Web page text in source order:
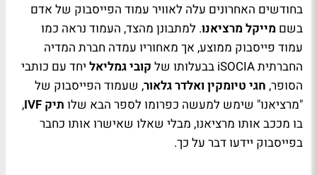
בחודשים האחרונים עלה לאוויר עמוד הפייסבוק של אדם
בשם מייקל מרציאנו. למתבונן מהצד, העמוד נראה כמו
עמוד פייסבוק ממוצע, אך מאחוריו עמדה חברת המדיה
החברתית iSOCIA בבעלותו של
קובי גמליאל יחד עם כותבי
הסופר, חגי טיומקין ואלדר גלאור, שעמוד הפייסבוק של
"מרציאנו" שימש למעשה כפרומו לספר הבא שלו תיק IVF
,
בו מככב אותו מרציאנו, מבלי שאלו שאישרו אותו כחבר
בפייסבוק יידעו דבר על כך.